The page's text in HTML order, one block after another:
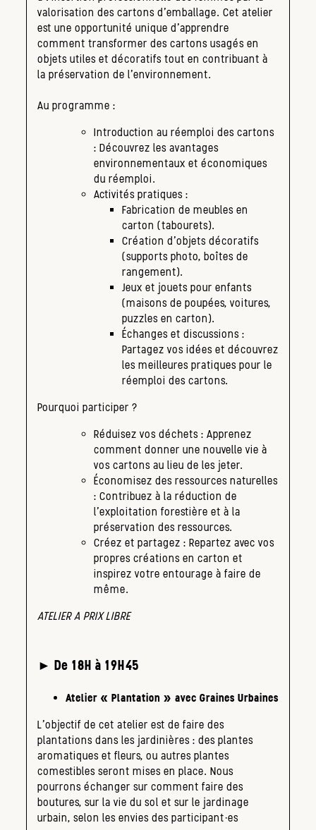
valorisation des cartons d’emballage. Cet atelier
est une opportunité unique d’apprendre
comment transformer des cartons usagés en
objets utiles et décoratifs tout en contribuant à
la préservation de l’environnement.
Au programme :
Introduction au réemploi des cartons
: Découvrez les avantages
environnementaux et économiques
du réemploi.
Activités pratiques :
Fabrication de meubles en
carton (tabourets).
Création d’objets décoratifs
(supports photo, boîtes de
rangement).
Jeux et jouets pour enfants
(maisons de poupées, voitures,
puzzles en carton).
Échanges et discussions :
Partagez vos idées et découvrez
les meilleures pratiques pour le
réemploi des cartons.
Pourquoi participer ?
Réduisez vos déchets : Apprenez
comment donner une nouvelle vie à
vos cartons au lieu de les jeter.
Économisez des ressources naturelles
: Contribuez à la réduction de
l’exploitation forestière et à la
préservation des ressources.
Créez et partagez : Repartez avec vos
propres créations en carton et
inspirez votre entourage à faire de
même.
ATELIER A PRIX LIBRE
► De 18H à 19H45
Atelier « Plantation » avec Graines Urbaines
L’objectif de cet atelier est de faire des
plantations dans les jardinières : des plantes
aromatiques et fleurs, ou autres plantes
comestibles seront mises en place. Nous
pourrons échanger sur comment faire des
boutures, sur la vie du sol et sur le jardinage
urbain, selon les envies des participant·es